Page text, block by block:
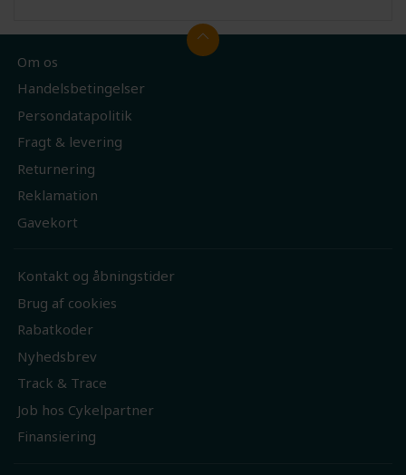
Om os
Handelsbetingelser
Persondatapolitik
Fragt & levering
Returnering
Reklamation
Gavekort
Kontakt og åbningstider
Brug af cookies
Rabatkoder
Nyhedsbrev
Track & Trace
Job hos Cykelpartner
Finansiering